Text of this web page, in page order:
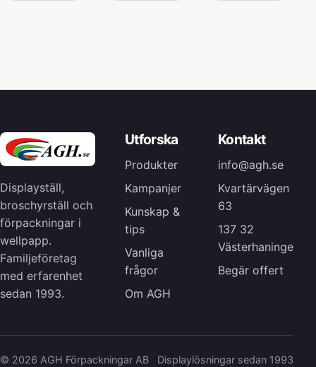
Displayställ,
broschyrställ och
förpackningar i
wellpapp.
Familjeföretag
med erfarenhet
sedan 1993.
Utforska
Produkter
Kampanjer
Kunskap &
tips
Vanliga
frågor
Om AGH
Kontakt
info@agh.se
Kvartärvägen
63
137 32
Västerhaninge
Begär offert
© 2026 AGH Förpackningar AB Displaylösningar sedan 1993